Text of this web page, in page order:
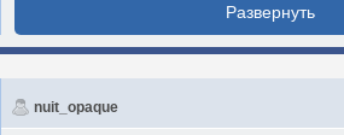
nuit_opaque